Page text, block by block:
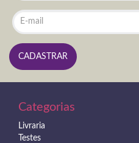
Categorias
Livraria
Testes